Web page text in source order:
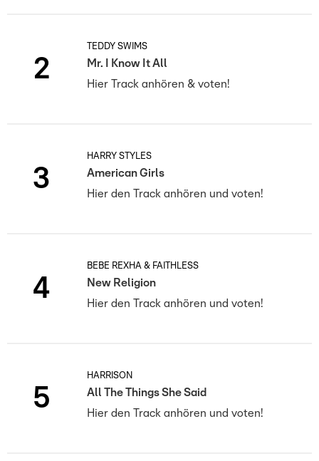
2
TEDDY SWIMS
Mr. I Know It All
Hier Track anhören & voten!
3
HARRY STYLES
American Girls
Hier den Track anhören und voten!
4
BEBE REXHA & FAITHLESS
New Religion
Hier den Track anhören und voten!
5
HARRISON
All The Things She Said
Hier den Track anhören und voten!